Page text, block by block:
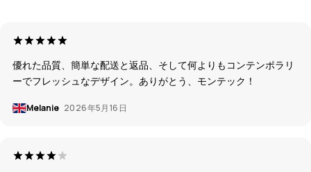
優れた品質、簡単な配送と返品、そして何よりもコンテンポラリ
ーでフレッシュなデザイン。ありがとう、モンテック！
Melanie 2026年5月16日